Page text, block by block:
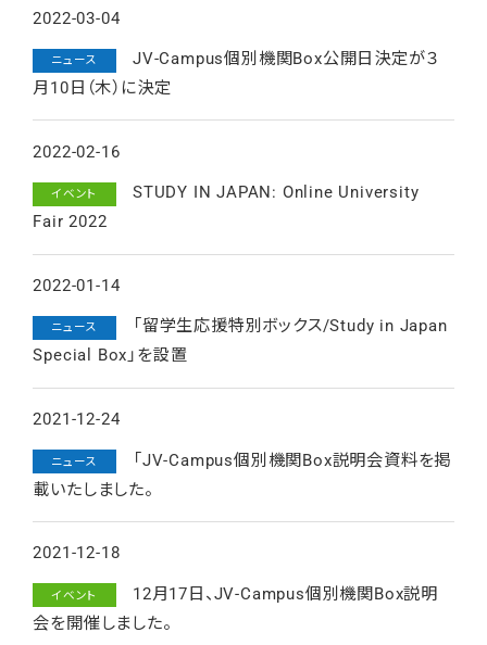
2022-03-04
ニュース
JV-Campus個別機関Box公開日決定が３
月10日（木）に決定
2022-02-16
イベント
STUDY IN JAPAN: Online University
Fair 2022
2022-01-14
ニュース
「留学生応援特別ボックス/Study in Japan
Special Box」を設置
2021-12-24
ニュース
「JV-Campus個別機関Box説明会資料を掲
載いたしました。
2021-12-18
イベント
12月17日、JV-Campus個別機関Box説明
会を開催しました。